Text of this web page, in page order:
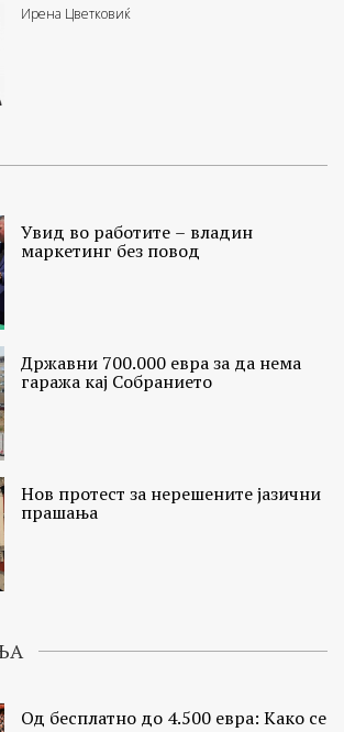
Ирена Цветковиќ
Увид во работите – владин
маркетинг без повод
Државни 700.000 евра за да нема
гаража кај Собранието
Нов протест за нерешените јазични
прашања
Од бесплатно до 4.500 евра: Како се